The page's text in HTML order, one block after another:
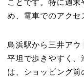
ことです。特に週
め、電車でのアクセ
鳥浜駅から三井ア
平坦で歩きやすく
は、ショッピング